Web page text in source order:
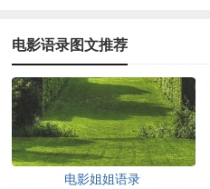
电影语录图文推荐
电影姐姐语录